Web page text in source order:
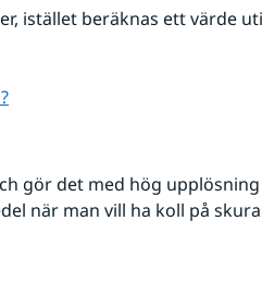
istället beräknas ett värde
gör det med hög
när man vill ha koll på